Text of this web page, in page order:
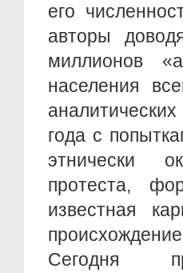
его
авторы
миллионов
населения
года с
этнически
протеста,
известная
Сегодня